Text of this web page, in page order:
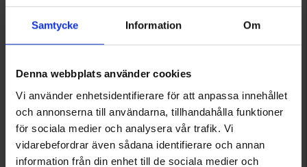
Samtycke Information Om
Denna webbplats använder cookies
Vi använder enhetsidentifierare för att anpassa innehållet
och annonserna till användarna, tillhandahålla funktioner
för sociala medier och analysera vår trafik. Vi
vidarebefordrar även sådana identifierare och annan
information från din enhet till de sociala medier och